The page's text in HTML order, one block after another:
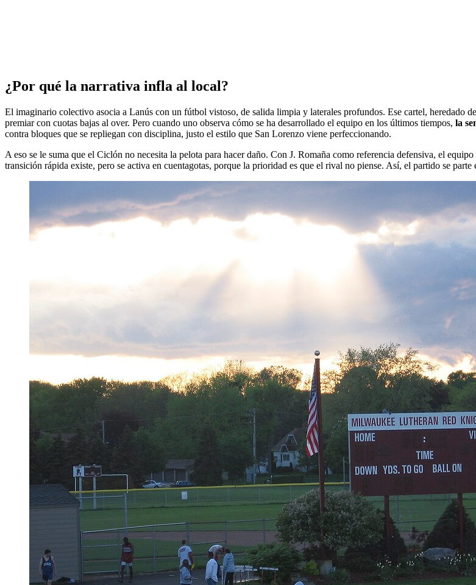
¿Por qué la narrativa infla al local?
El imaginario colectivo asocia a Lanús con un fútbol vistoso, de salida limpia y laterales profundos. Ese cartel, heredado
premiar con cuotas bajas al over. Pero cuando uno observa cómo se ha desarrollado el equipo en los últimos tiempos, la
contra bloques que se repliegan con disciplina, justo el estilo que San Lorenzo viene perfeccionando.
A eso se le suma que el Ciclón no necesita la pelota para hacer daño. Con J. Romaña como referencia defensiva, el
transición rápida existe, pero se activa en cuentagotas, porque la prioridad es que el rival no piense. Así, el partido se